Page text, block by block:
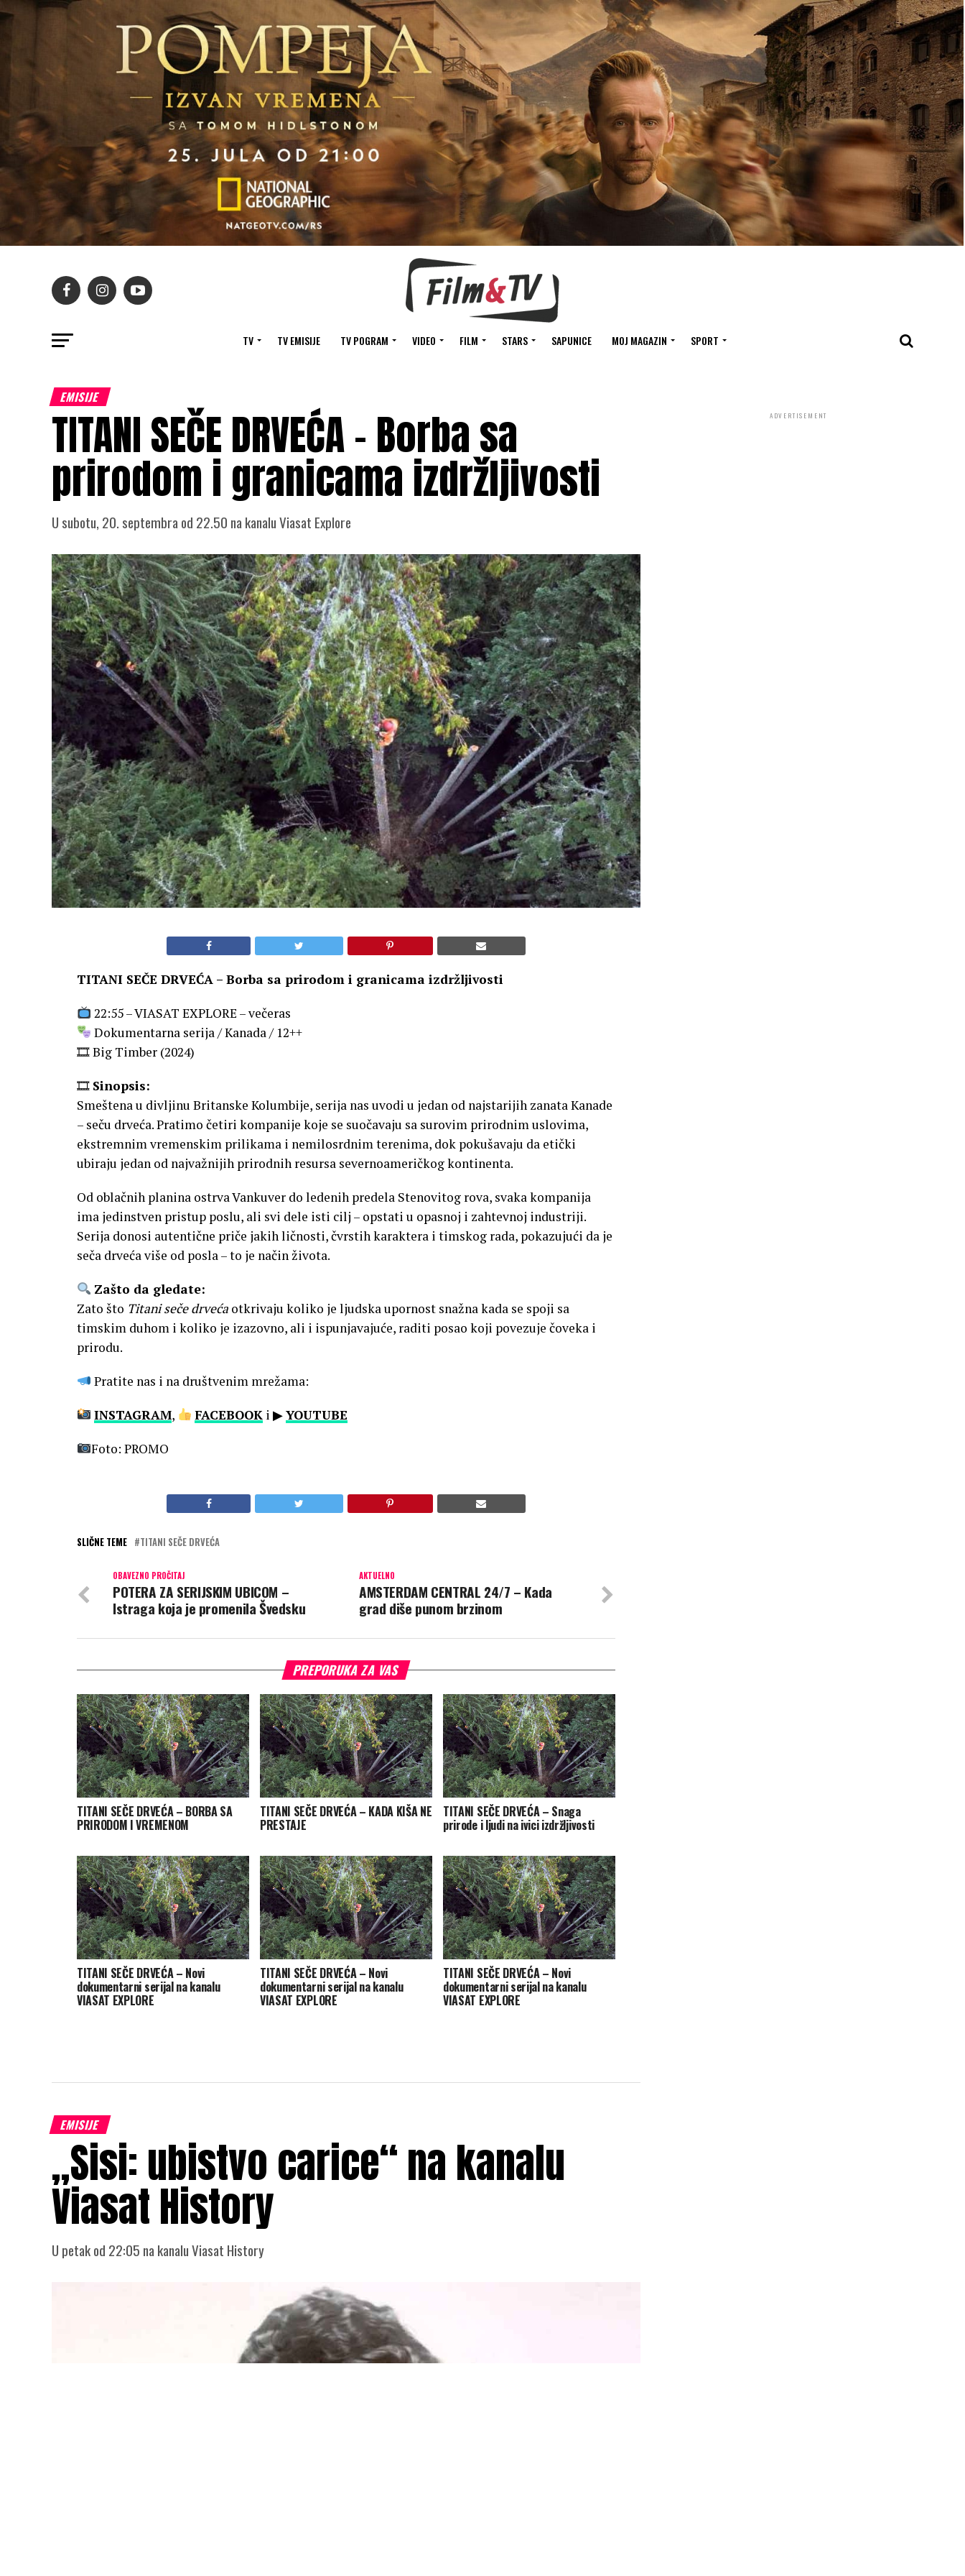
TV TV EMISIJE TV POGRAM VIDEO FILM STARS SAPUNICE MOJ MAGAZIN SPORT
EMISIJE
TITANI SEČE DRVEĆA – Borba sa
prirodom i granicama izdržljivosti
U subotu, 20. septembra od 22.50 na kanalu Viasat Explore
TITANI SEČE DRVEĆA – Borba sa prirodom i granicama izdržljivosti
22:55 – VIASAT EXPLORE – večeras
Dokumentarna serija / Kanada / 12++
🎞 Big Timber (2024)
🎞 Sinopsis:
Smeštena u divljinu Britanske Kolumbije, serija nas uvodi u jedan od najstarijih zanata Kanade
– seču drveća. Pratimo četiri kompanije koje se suočavaju sa surovim prirodnim uslovima,
ekstremnim vremenskim prilikama i nemilosrdnim terenima, dok pokušavaju da etički
ubiraju jedan od najvažnijih prirodnih resursa severnoameričkog kontinenta.
Od oblačnih planina ostrva Vankuver do ledenih predela Stenovitog rova, svaka kompanija
ima jedinstven pristup poslu, ali svi dele isti cilj – opstati u opasnoj i zahtevnoj industriji.
Serija donosi autentične priče jakih ličnosti, čvrstih karaktera i timskog rada, pokazujući da je
seča drveća više od posla – to je način života.
Zašto da gledate:
Zato što Titani seče drveća otkrivaju koliko je ljudska upornost snažna kada se spoji sa
timskim duhom i koliko je izazovno, ali i ispunjavajuće, raditi posao koji povezuje čoveka i
prirodu.
Pratite nas i na društvenim mrežama:
INSTAGRAM, FACEBOOK i ▶YOUTUBE
Foto: PROMO
SLIČNE TEME TITANI SEČE DRVEĆA
AKTUELNO
AMSTERDAM CENTRAL 24/7 – Kada
grad diše punom brzinom
OBAVEZNO PROČITAJ
POTERA ZA SERIJSKIM UBICOM –
Istraga koja je promenila Švedsku
PREPORUKA ZA VAS
TITANI SEČE DRVEĆA – BORBA SA
PRIRODOM I VREMENOM
TITANI SEČE DRVEĆA – KADA KIŠA NE
PRESTAJE
TITANI SEČE DRVEĆA – Snaga
prirode i ljudi na ivici izdržljivosti
TITANI SEČE DRVEĆA – Novi
dokumentarni serijal na kanalu
VIASAT EXPLORE
TITANI SEČE DRVEĆA – Novi
dokumentarni serijal na kanalu
VIASAT EXPLORE
TITANI SEČE DRVEĆA – Novi
dokumentarni serijal na kanalu
VIASAT EXPLORE
EMISIJE
„Sisi: ubistvo carice“ na kanalu
Viasat History
U petak od 22:05 na kanalu Viasat History
ADVERTISEMENT